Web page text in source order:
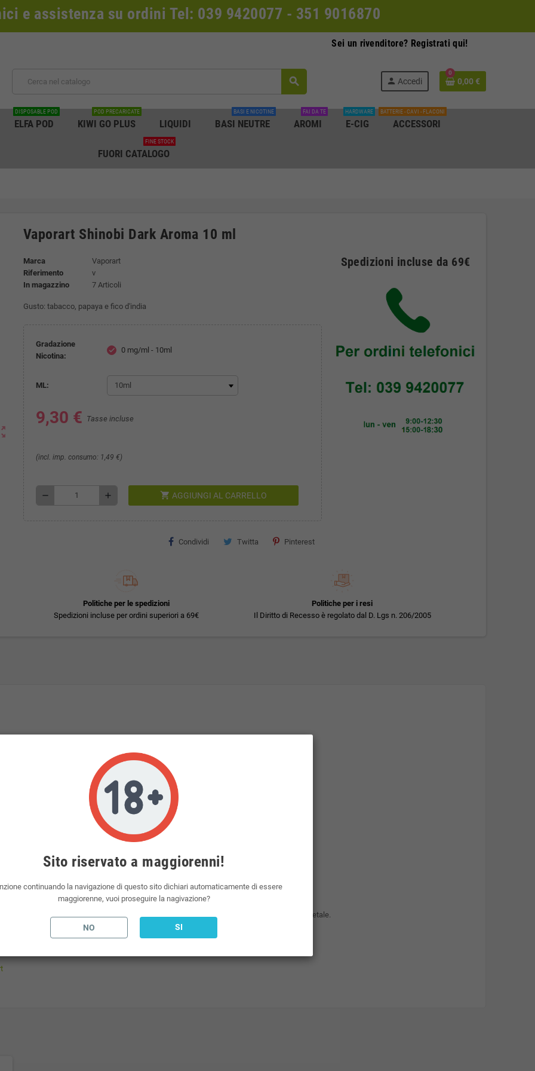
e assistenza su ordini Tel: 039 9420077 - 351 9016870
Sei un rivenditore? Registrati qui!
search person Accedi
0
0,00 €
ELFA POD
DISPOSABLE POD
KIWI GO PLUS
POD PRECARICATE
LIQUIDI BASI NEUTRE
BASI E NICOTINE
AROMI
FAI DA TE
E-CIG
HARDWARE
ACCESSORI
BATTERIE - CAVI - FLACONI
FUORI CATALOGO
FINE STOCK
Vaporart Shinobi Dark Aroma 10 ml
Marca
Vaporart
Riferimento
v
In magazzino
7 Articoli
Gusto: tabacco, papaya e fico d'india
Gradazione
Nicotina:
check 0 mg/ml - 10ml
ML:
9,30 € Tasse incluse
(incl. imp. consumo: 1,49 €)
remove add shopping_cart AGGIUNGI AL CARRELLO
Condividi Twitta Pinterest
Spedizioni incluse da 69€
Politiche per le spedizioni
Spedizioni incluse per ordini superiori a 69€
Politiche per i resi
Il Diritto di Recesso è regolato dal D. Lgs n. 206/2005
nicotina da 10ml per raggiungere la percentuale desiderata.
prezzo del liquido scomposto.
presenti sul mercato. Vaporart è un marchio del mondo dello svapo.
gradazione in base alle vostre esigenze.
da polmone, otterrà un gusto intenso con una maggiore percentuale di glicerolo vegetale.
liquidi per sigarette elettroniche, aromi e basi neutre per sigaretta elettronica.
Sito riservato a maggiorenni!
continuando la navigazione di questo sito dichiari automaticamente di essere
maggiorenne, vuoi proseguire la nagivazione?
NO SI